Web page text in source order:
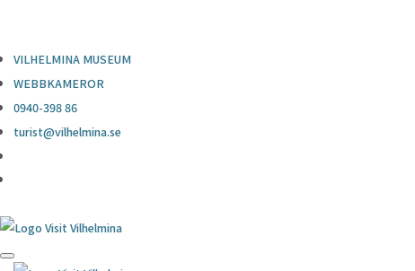
VILHELMINA MUSEUM
WEBBKAMEROR
0940-398 86
turist@vilhelmina.se